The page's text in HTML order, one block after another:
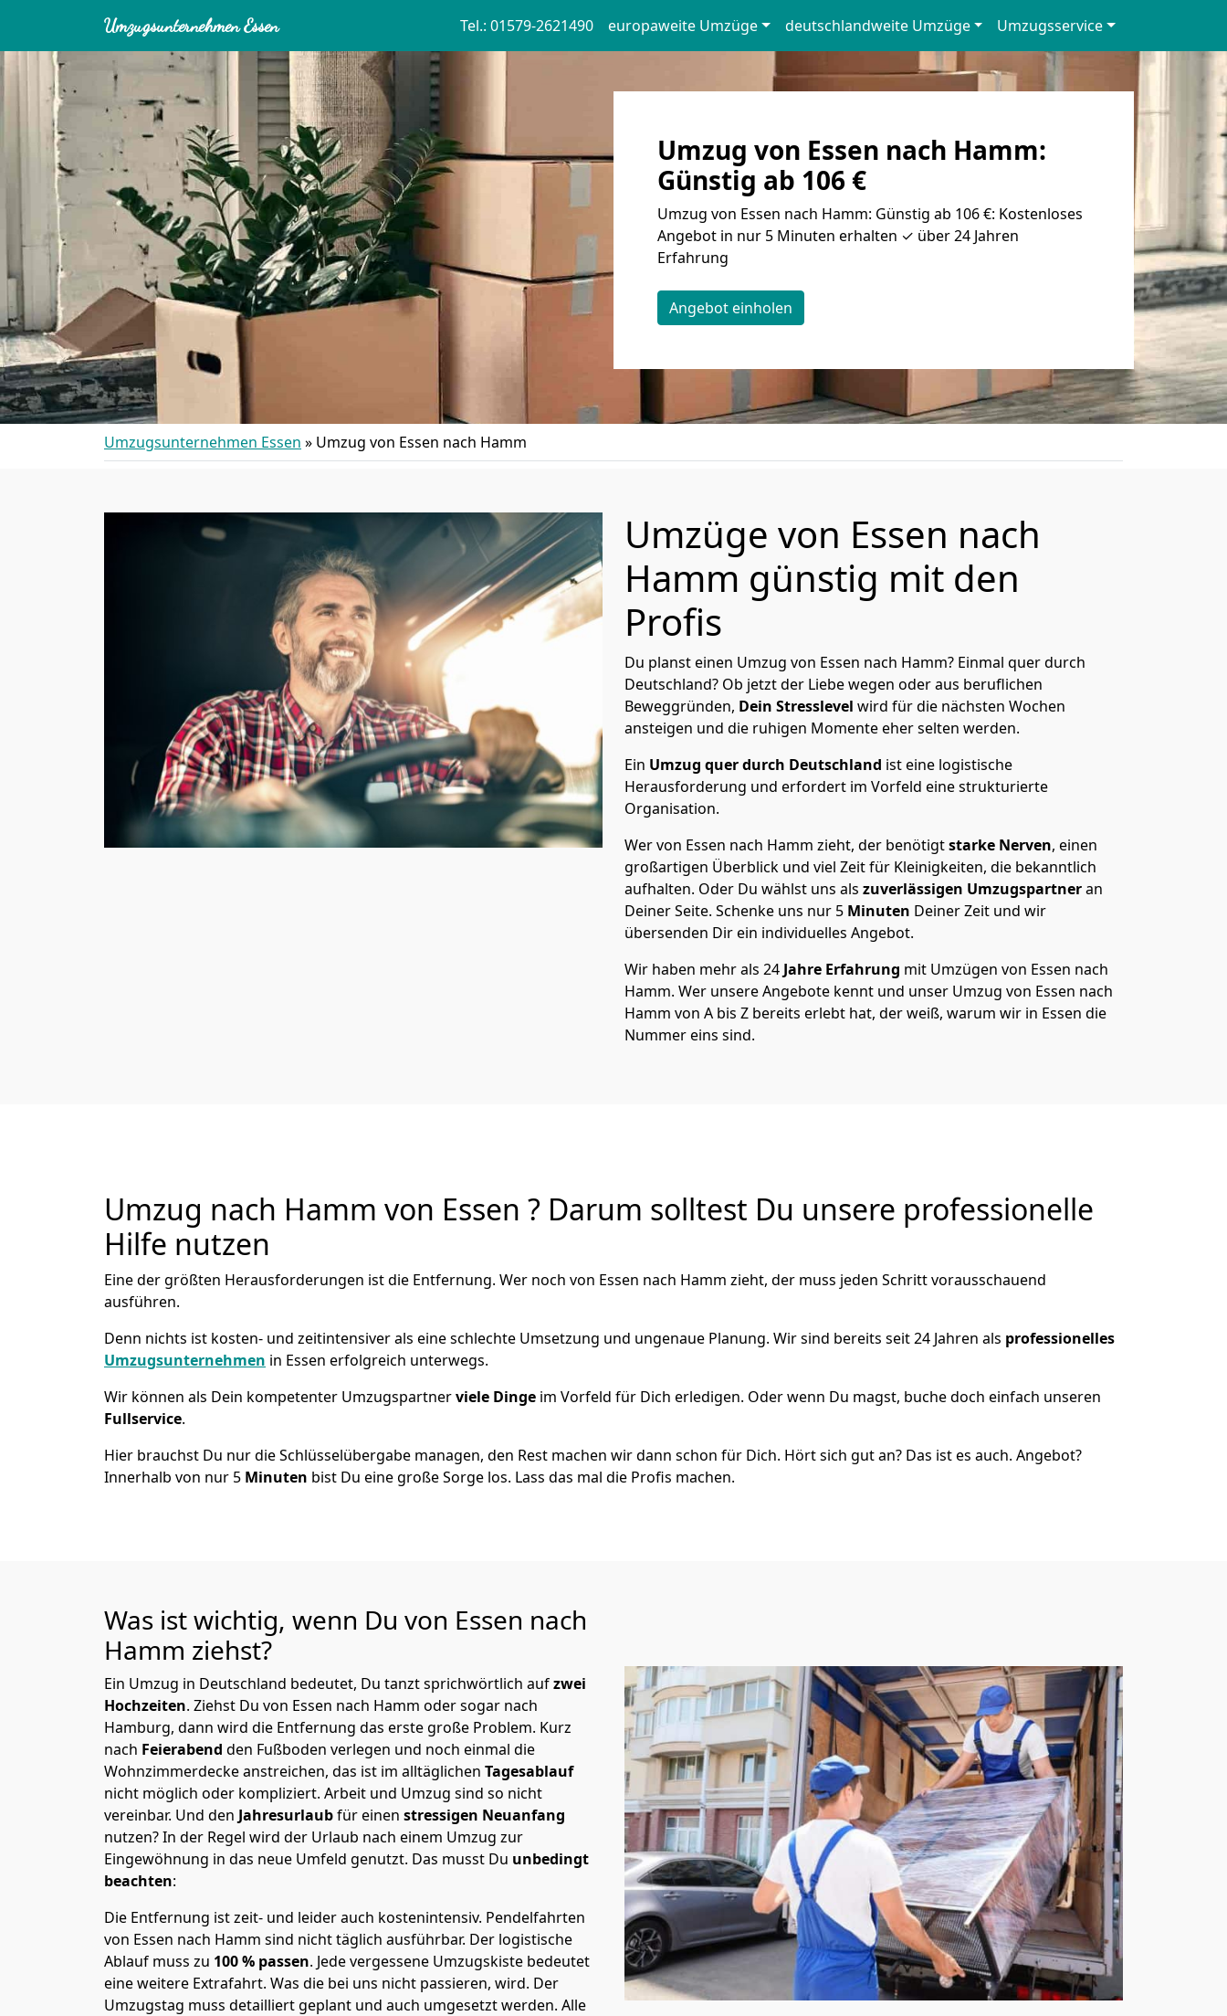
Umzugsunternehmen Essen Tel.: 01579-2621490 europaweite Umzüge deutschlandweite Umzüge Umzugsservice
Umzug von Essen nach Hamm:
Günstig ab 106 €
Umzug von Essen nach Hamm: Günstig ab 106 €: Kostenloses
Angebot in nur 5 Minuten erhalten ✓ über 24 Jahren
Erfahrung
Angebot einholen
Umzugsunternehmen Essen » Umzug von Essen nach Hamm
Umzüge von Essen nach
Hamm günstig mit den
Profis
Du planst einen Umzug von Essen nach Hamm? Einmal quer durch
Deutschland? Ob jetzt der Liebe wegen oder aus beruflichen
Beweggründen, Dein Stresslevel wird für die nächsten Wochen
ansteigen und die ruhigen Momente eher selten werden.
Ein Umzug quer durch Deutschland ist eine logistische
Herausforderung und erfordert im Vorfeld eine strukturierte
Organisation.
Wer von Essen nach Hamm zieht, der benötigtstarke Nerven, einen
großartigen Überblick und viel Zeit für Kleinigkeiten, die bekanntlich
aufhalten. Oder Du wählst uns als zuverlässigen Umzugspartneran
Deiner Seite. Schenke uns nur 5 Minuten Deiner Zeit und wir
übersenden Dir ein individuelles Angebot.
Wir haben mehr als 24 Jahre Erfahrung mit Umzügen von Essen nach
Hamm. Wer unsere Angebote kennt und unser Umzug von Essen nach
Hamm von A bis Z bereits erlebt hat, der weiß, warum wir in Essen die
Nummer eins sind.
Umzug nach Hamm von Essen ? Darum solltest Du unsere professionelle
Hilfe nutzen
Eine der größten Herausforderungen ist die Entfernung. Wer noch von Essen nach Hamm zieht, der muss jeden Schritt vorausschauend
ausführen.
Denn nichts ist kosten- und zeitintensiver als eine schlechte Umsetzung und ungenaue Planung. Wir sind bereits seit 24 Jahren als professionelles
Umzugsunternehmen in Essen erfolgreich unterwegs.
Wir können als Dein kompetenter Umzugspartnerviele Dinge im Vorfeld für Dich erledigen. Oder wenn Du magst, buche doch einfach unseren
Fullservice.
Hier brauchst Du nur die Schlüsselübergabe managen, den Rest machen wir dann schon für Dich. Hört sich gut an? Das ist es auch. Angebot?
Innerhalb von nur 5 Minuten bist Du eine große Sorge los. Lass das mal die Profis machen.
Was ist wichtig, wenn Du von Essen nach
Hamm ziehst?
Ein Umzug in Deutschland bedeutet, Du tanzt sprichwörtlich aufzwei
Hochzeiten. Ziehst Du von Essen nach Hamm oder sogar nach
Hamburg, dann wird die Entfernung das erste große Problem. Kurz
nach Feierabend den Fußboden verlegen und noch einmal die
Wohnzimmerdecke anstreichen, das ist im alltäglichen Tagesablauf
nicht möglich oder kompliziert. Arbeit und Umzug sind so nicht
vereinbar. Und den Jahresurlaubfür einen stressigen Neuanfang
nutzen? In der Regel wird der Urlaub nach einem Umzug zur
Eingewöhnung in das neue Umfeld genutzt. Das musst Du unbedingt
beachten:
Die Entfernung ist zeit- und leider auch kostenintensiv. Pendelfahrten
von Essen nach Hamm sind nicht täglich ausführbar. Der logistische
Ablauf muss zu 100 % passen. Jede vergessene Umzugskiste bedeutet
eine weitere Extrafahrt. Was die bei uns nicht passieren, wird. Der
Umzugstag muss detailliert geplant und auch umgesetzt werden. Alle